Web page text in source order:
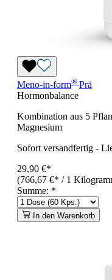
Meno-in-form® Prä
Hormonbalance
Kombination aus 5
Magnesium
Sofort versandfertig -
29,90 €*
(766,67 €* / 1
Summe: *
In den Warenkorb